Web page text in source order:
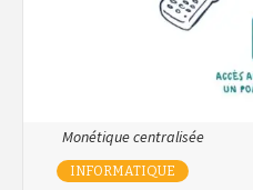
Monétique centralisée
INFORMATIQUE